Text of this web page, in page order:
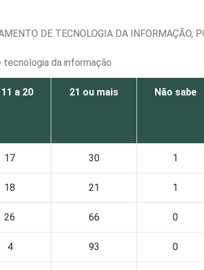
DE TECNOLOGIA DA INFORMAÇÃO,
da informação
11 a 20 21 ou mais Não sabe
17 30 1
18 21 1
26 66 0
4 93 0